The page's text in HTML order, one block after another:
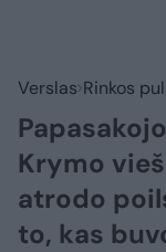
Verslas Rinkos
Krymo
atrodo
to, kas